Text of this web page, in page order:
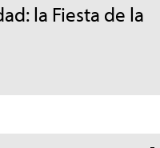
la Fiesta de la